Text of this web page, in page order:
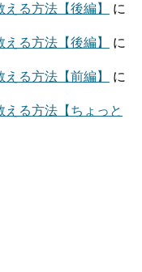
る方法【後編】
に
る方法【後編】
に
る方法【前編】
に
る方法【ちょっと